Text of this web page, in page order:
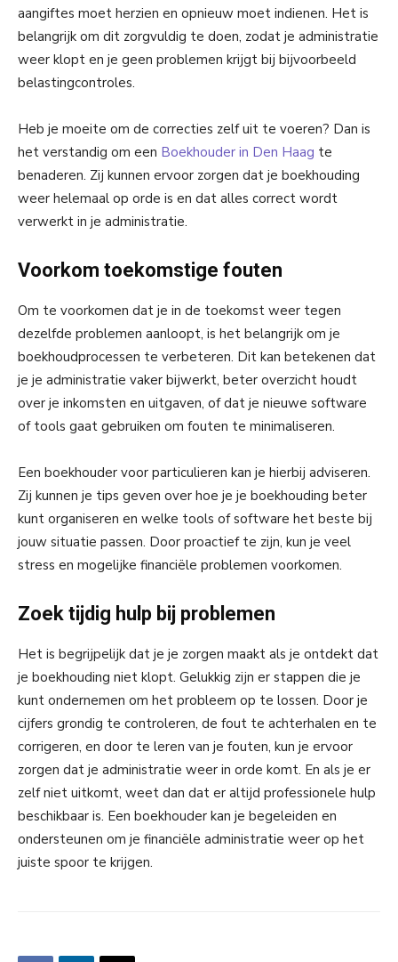
aangiftes moet herzien en opnieuw moet indienen. Het is
belangrijk om dit zorgvuldig te doen, zodat je administratie
weer klopt en je geen problemen krijgt bij bijvoorbeeld
belastingcontroles.
Heb je moeite om de correcties zelf uit te voeren? Dan is
het verstandig om een Boekhouder in Den Haag te
benaderen. Zij kunnen ervoor zorgen dat je boekhouding
weer helemaal op orde is en dat alles correct wordt
verwerkt in je administratie.
Voorkom toekomstige fouten
Om te voorkomen dat je in de toekomst weer tegen
dezelfde problemen aanloopt, is het belangrijk om je
boekhoudprocessen te verbeteren. Dit kan betekenen dat
je je administratie vaker bijwerkt, beter overzicht houdt
over je inkomsten en uitgaven, of dat je nieuwe software
of tools gaat gebruiken om fouten te minimaliseren.
Een boekhouder voor particulieren kan je hierbij adviseren.
Zij kunnen je tips geven over hoe je je boekhouding beter
kunt organiseren en welke tools of software het beste bij
jouw situatie passen. Door proactief te zijn, kun je veel
stress en mogelijke financiële problemen voorkomen.
Zoek tijdig hulp bij problemen
Het is begrijpelijk dat je je zorgen maakt als je ontdekt dat
je boekhouding niet klopt. Gelukkig zijn er stappen die je
kunt ondernemen om het probleem op te lossen. Door je
cijfers grondig te controleren, de fout te achterhalen en te
corrigeren, en door te leren van je fouten, kun je ervoor
zorgen dat je administratie weer in orde komt. En als je er
zelf niet uitkomt, weet dan dat er altijd professionele hulp
beschikbaar is. Een boekhouder kan je begeleiden en
ondersteunen om je financiële administratie weer op het
juiste spoor te krijgen.